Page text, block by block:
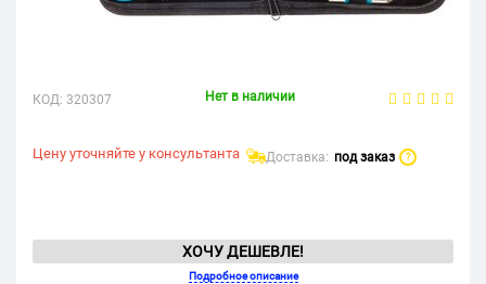
КОД: 320307 Нет в наличии
Цену уточняйте у консультанта Доставка: под заказ ?
ХОЧУ ДЕШЕВЛЕ!
Подробное описание